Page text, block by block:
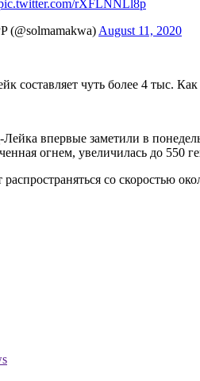
rXFLNNLl8p
(@solmamakwa) August 11, 2020
составляет чуть более 4 тыс.
впервые заметили в
огнем, увеличилась до 550
со скоростью